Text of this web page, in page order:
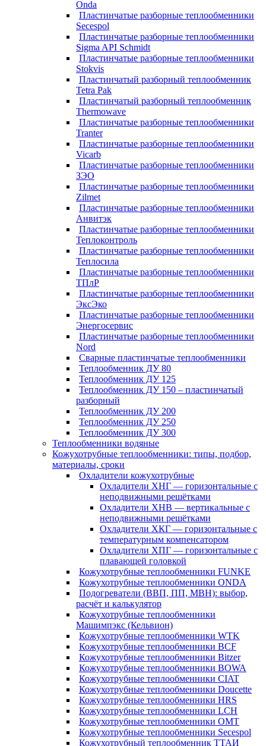
Onda
Пластинчатые разборные теплообменники
Secespol
Пластинчатые разборные теплообменники
Sigma API Schmidt
Пластинчатые разборные теплообменники
Stokvis
Пластинчатый разборный теплообменник
Tetra Pak
Пластинчатый разборный теплообменник
Thermowave
Пластинчатые разборные теплообменники
Tranter
Пластинчатые разборные теплообменники
Vicarb
Пластинчатые разборные теплообменники
ЗЭО
Пластинчатые разборные теплообменники
Zilmet
Пластинчатые разборные теплообменники
Анвитэк
Пластинчатые разборные теплообменники
Теплоконтроль
Пластинчатые разборные теплообменники
Теплосила
Пластинчатые разборные теплообменники
ТПлР
Пластинчатые разборные теплообменники
ЭксЭко
Пластинчатые разборные теплообменники
Энергосервис
Пластинчатые разборные теплообменники
Nord
Сварные пластинчатые теплообменники
Теплообменник ДУ 80
Теплообменник ДУ 125
Теплообменник ДУ 150 – пластинчатый
разборный
Теплообменник ДУ 200
Теплообменник ДУ 250
Теплообменник ДУ 300
Теплообменники водяные
Кожухотрубные теплообменники: типы, подбор,
материалы, сроки
Охладители кожухотрубные
Охладители ХНГ — горизонтальные с
неподвижными решётками
Охладители ХНВ — вертикальные с
неподвижными решётками
Охладители ХКГ — горизонтальные с
температурным компенсатором
Охладители ХПГ — горизонтальные с
плавающей головкой
Кожухотрубные теплообменники FUNKE
Кожухотрубные теплообменники ONDA
Подогреватели (ВВП, ПП, МВН): выбор,
расчёт и калькулятор
Кожухотрубные теплообменники
Машимпэкс (Кельвион)
Кожухотрубные теплообменники WTK
Кожухотрубные теплообменники BCF
Кожухотрубные теплообменники Bitzer
Кожухотрубные теплообменники BOWA
Кожухотрубные теплообменники CIAT
Кожухотрубные теплообменники Doucette
Кожухотрубные теплообменники HRS
Кожухотрубные теплообменники LCH
Кожухотрубные теплообменники OMT
Кожухотрубные теплообменники Secespol
Кожухотрубный теплообменник ТТАИ